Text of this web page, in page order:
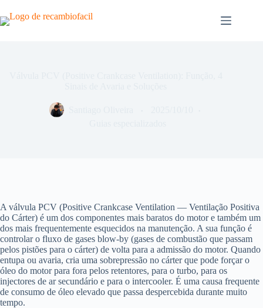
para
o
A válvula PCV (Positive Crankcase Ventilation — Ventilação Positiva
do Cárter) é um dos componentes mais baratos do motor e também um
dos mais frequentemente esquecidos na manutenção. A sua função é
controlar o fluxo de gases blow-by (gases de combustão que passam
pelos pistões para o cárter) de volta para a admissão do motor. Quando
entupa ou avaria, cria uma sobrepressão no cárter que pode forçar o
óleo do motor para fora pelos retentores, para o turbo, para os
injectores de ar secundário e para o intercooler. É uma causa frequente
de consumo de óleo elevado que passa despercebida durante muito
tempo.